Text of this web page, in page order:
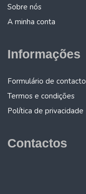
Sobre nós
A minha conta
Informações
Formulário de contacto
Termos e condições
Política de privacidade
Contactos